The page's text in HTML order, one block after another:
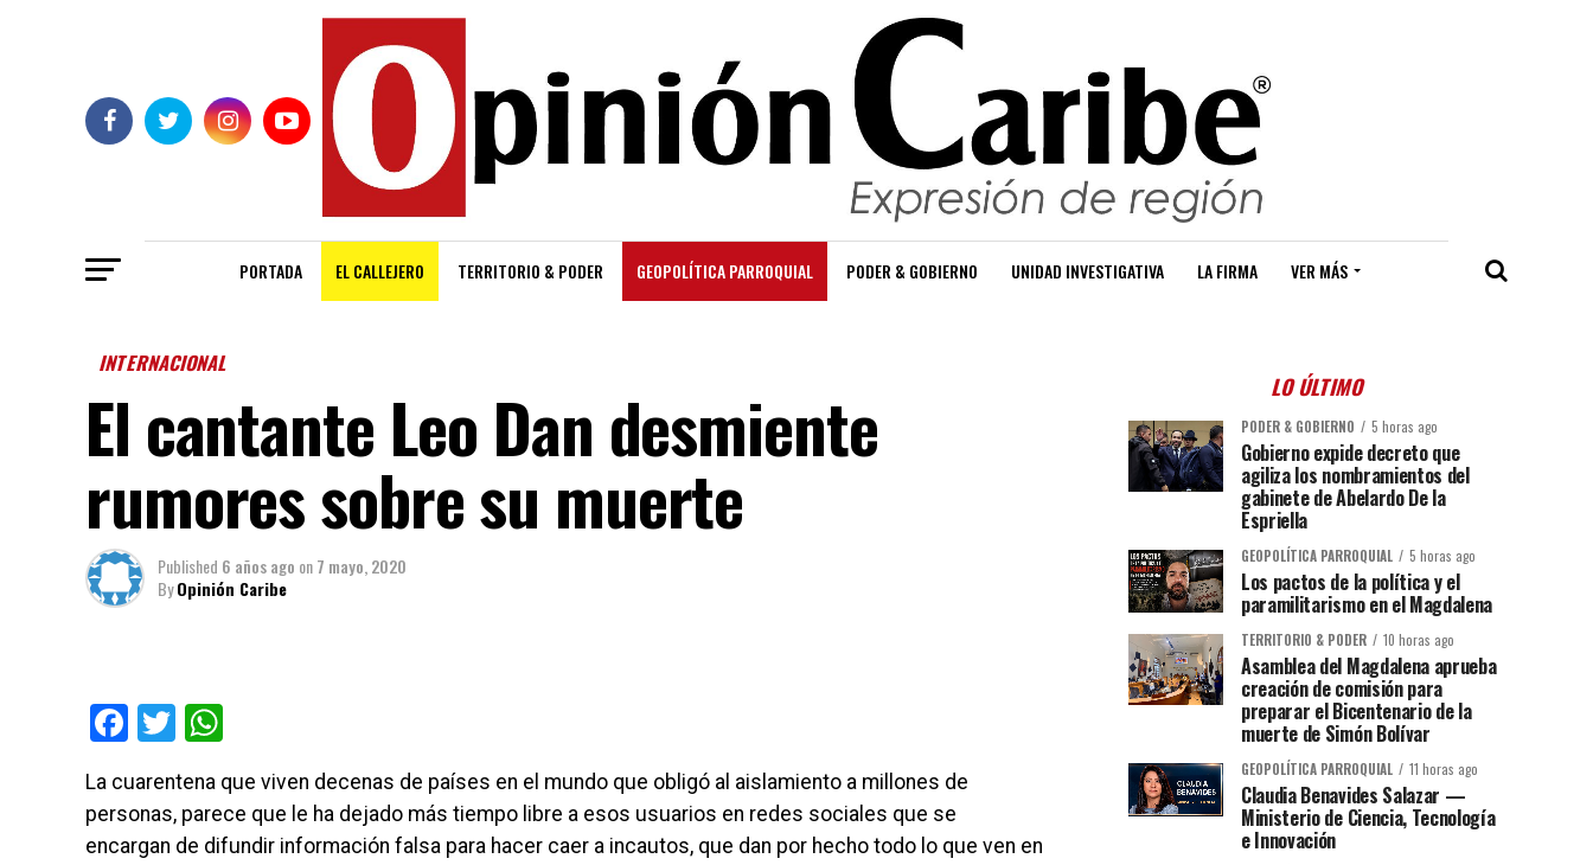
PORTADA EL CALLEJERO TERRITORIO & PODER GEOPOLÍTICA PARROQUIAL PODER & GOBIERNO UNIDAD INVESTIGATIVA LA FIRMA VER MÁS
INTERNACIONAL
El cantante Leo Dan desmiente
rumores sobre su muerte
Published 6 años ago on7 mayo, 2020
ByOpinión Caribe
Facebook
Twitter
La cuarentena que viven decenas de países en el mundo que obligó al aislamiento a millones de
personas, parece que le ha dejado más tiempo libre a esos usuarios en redes sociales que se
encargan de difundir información falsa para hacer caer a incautos, que dan por hecho todo lo que ven en
LO ÚLTIMO
PODER & GOBIERNO 5 horas ago
Gobierno expide decreto que
agiliza los nombramientos del
gabinete de Abelardo De la
Espriella
GEOPOLÍTICA PARROQUIAL 5 horas ago
Los pactos de la política y el
paramilitarismo en el Magdalena
TERRITORIO & PODER 10 horas ago
Asamblea del Magdalena aprueba
creación de comisión para
preparar el Bicentenario de la
muerte de Simón Bolívar
GEOPOLÍTICA PARROQUIAL 11 horas ago
Claudia Benavides Salazar —
Ministerio de Ciencia, Tecnología
e Innovación